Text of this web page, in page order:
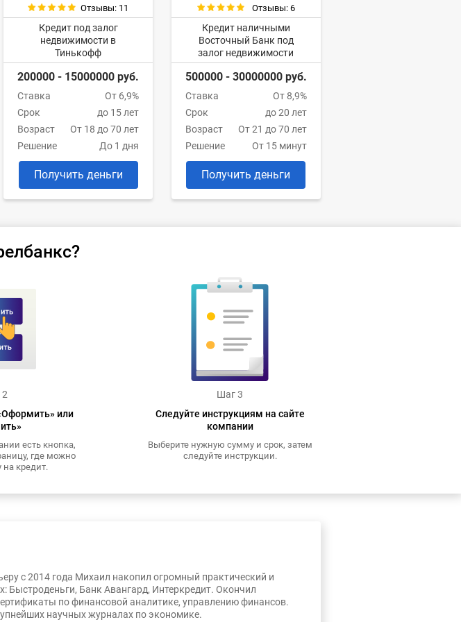
Отзывы: 11
Кредит под залог
недвижимости в
Тинькофф
200000 - 15000000 руб.
Ставка
От 6,9%
Срок
до 15 лет
Возраст
От 18 до 70 лет
Решение
До 1 дня
Получить деньги
Отзывы: 6
Кредит наличными
Восточный Банк под
залог недвижимости
500000 - 30000000 руб.
Ставка
От 8,9%
Срок
до 20 лет
Возраст
От 21 до 70 лет
Решение
От 15 минут
Получить деньги
или
есть кнопка,
где можно
на кредит.
Шаг 3
Следуйте инструкциям на сайте
компании
Выберите нужную сумму и срок, затем
следуйте инструкции.
с 2014 года Михаил накопил огромный практический и
Быстроденьги, Банк Авангард, Интеркредит. Окончил
по финансовой аналитике, управлению финансов.
научных журналах по экономике.